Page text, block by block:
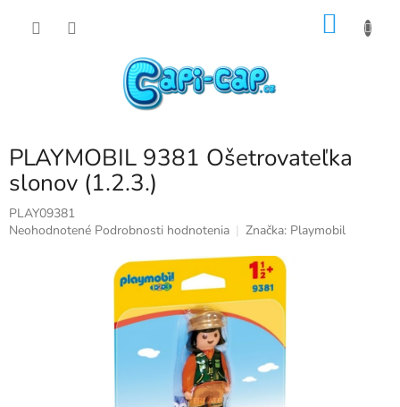
PLAYMOBIL 9381 Ošetrovateľka
slonov (1.2.3.)
PLAY09381
Priemerné
Neohodnotené Podrobnosti hodnotenia Značka: Playmobil